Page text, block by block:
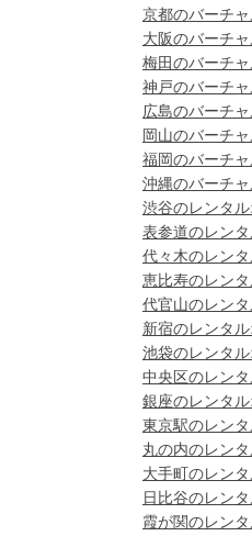
京都のバーチ
大阪のバーチ
梅田のバーチ
神戸のバーチ
広島のバーチ
岡山のバーチ
福岡のバーチ
沖縄のバーチ
渋谷のレンタ
表参道のレン
代々木のレン
恵比寿のレン
代官山のレン
新宿のレンタ
池袋のレンタ
中央区のレン
銀座のレンタ
東京駅のレン
丸の内のレン
大手町のレン
日比谷のレン
霞が関のレン